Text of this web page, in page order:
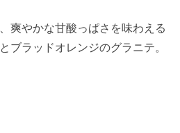
爽やかな甘酸っぱさを味わえる
ブラッドオレンジのグラニテ。